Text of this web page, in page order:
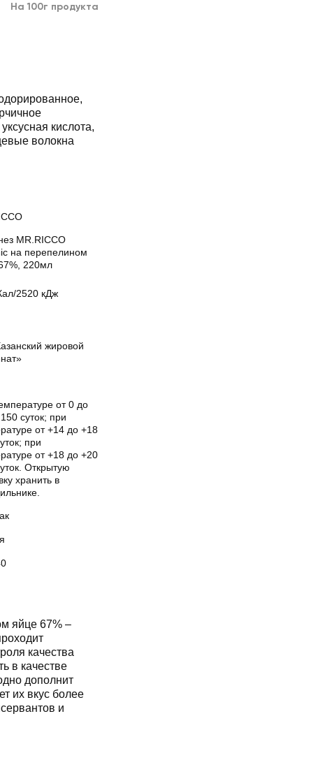
На 100г продукта
кислота,
волокна
MR.RICCO
на перепелином
220мл
2520 кДж
жировой
от 0 до
суток; при
от +14 до +18
при
от +18 до +20
Открытую
хранить в
яйце 67% –
качества
в качестве
дополнит
их вкус более
и